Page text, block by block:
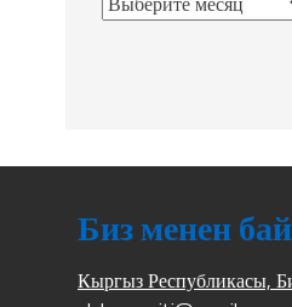
Биз менен
Кыргыз Республикасы,